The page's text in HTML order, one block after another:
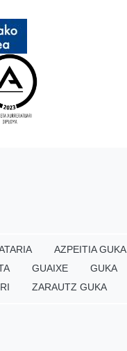
AZPEITIA GUKA
GUAIXE GUKA
ZARAUTZ GUKA